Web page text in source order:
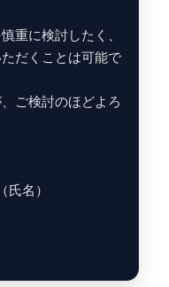
重に検討したく、
ただくことは可能で
ご検討のほどよろ
名）